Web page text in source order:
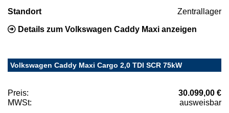
Standort Zentrallager
Details zum Volkswagen Caddy Maxi anzeigen
Volkswagen Caddy Maxi Cargo 2,0 TDI SCR 75kW
Preis:
30.099,00 €
MWSt:
ausweisbar